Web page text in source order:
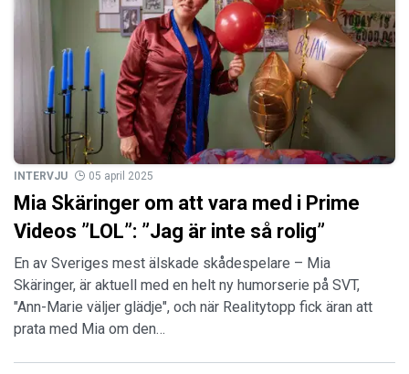
INTERVJU 05 april 2025
Mia Skäringer om att vara med i Prime
Videos ”LOL”: ”Jag är inte så rolig”
En av Sveriges mest älskade skådespelare – Mia
Skäringer, är aktuell med en helt ny humorserie på SVT,
"Ann-Marie väljer glädje", och när Realitytopp fick äran att
prata med Mia om den…